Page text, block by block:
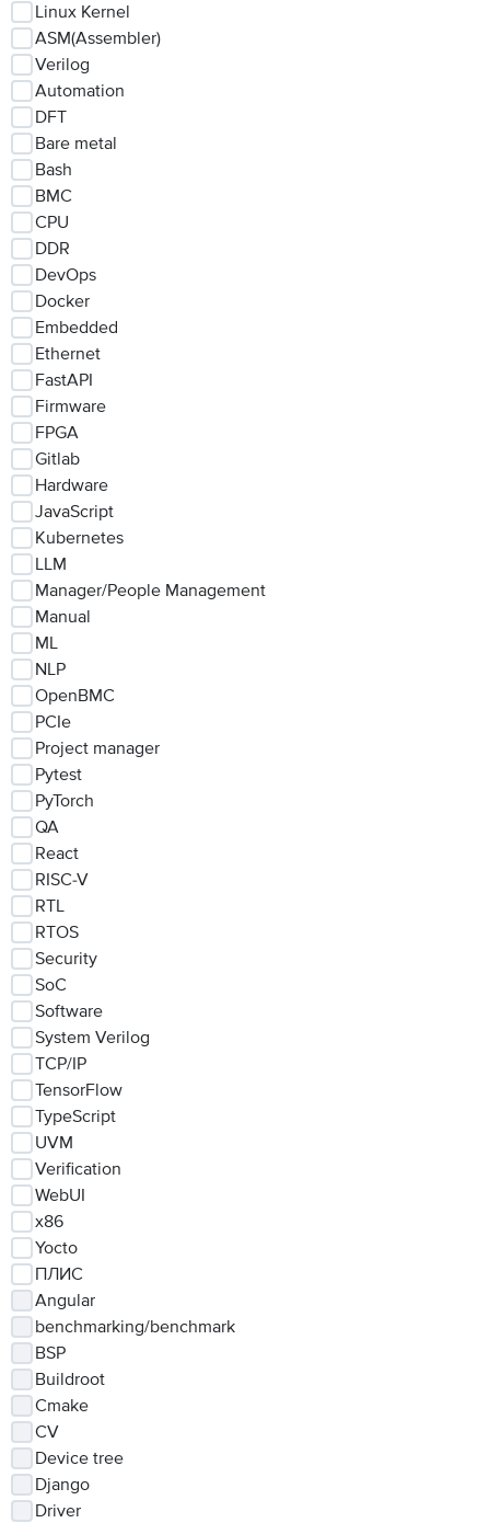
Linux Kernel
ASM(Assembler)
Verilog
Automation
DFT
Bare metal
Bash
BMC
CPU
DDR
DevOps
Docker
Embedded
Ethernet
FastAPI
Firmware
FPGA
Gitlab
Hardware
JavaScript
Kubernetes
LLM
Manager/People Management
Manual
ML
NLP
OpenBMC
PCIe
Project manager
Pytest
PyTorch
QA
React
RISC-V
RTL
RTOS
Security
SoC
Software
System Verilog
TCP/IP
TensorFlow
TypeScript
UVM
Verification
WebUI
x86
Yocto
ПЛИС
Angular
benchmarking/benchmark
BSP
Buildroot
Cmake
CV
Device tree
Django
Driver